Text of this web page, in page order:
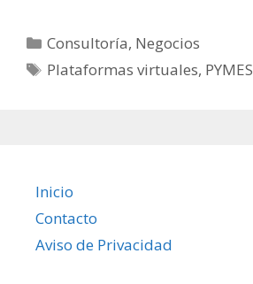
Categorías
Consultoría, Negocios
Etiquetas
Plataformas virtuales, PYMES
Inicio
Contacto
Aviso de Privacidad